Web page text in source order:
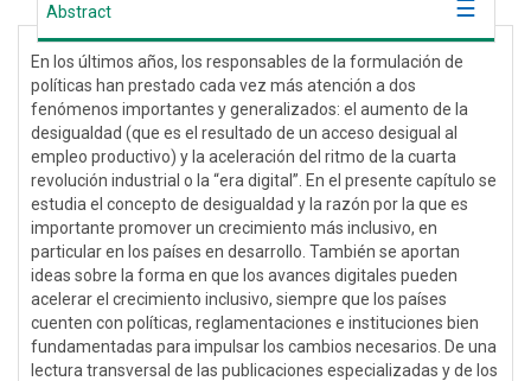
Abstract
En los últimos años, los responsables de la formulación de
políticas han prestado cada vez más atención a dos
fenómenos importantes y generalizados: el aumento de la
desigualdad (que es el resultado de un acceso desigual al
empleo productivo) y la aceleración del ritmo de la cuarta
revolución industrial o la “era digital”. En el presente capítulo se
estudia el concepto de desigualdad y la razón por la que es
importante promover un crecimiento más inclusivo, en
particular en los países en desarrollo. También se aportan
ideas sobre la forma en que los avances digitales pueden
acelerar el crecimiento inclusivo, siempre que los países
cuenten con políticas, reglamentaciones e instituciones bien
fundamentadas para impulsar los cambios necesarios. De una
lectura transversal de las publicaciones especializadas y de los